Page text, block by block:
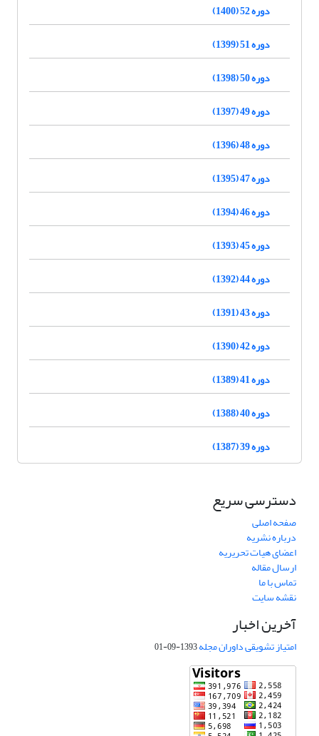
دوره 52 (1400)
دوره 51 (1399)
دوره 50 (1398)
دوره 49 (1397)
دوره 48 (1396)
دوره 47 (1395)
دوره 46 (1394)
دوره 45 (1393)
دوره 44 (1392)
دوره 43 (1391)
دوره 42 (1390)
دوره 41 (1389)
دوره 40 (1388)
دوره 39 (1387)
دسترسی سریع
صفحه اصلی
درباره نشریه
اعضای هیات تحریریه
ارسال مقاله
تماس با ما
نقشه سایت
آخرین اخبار
امتیاز تشویقی داوران مجله1393-09-01